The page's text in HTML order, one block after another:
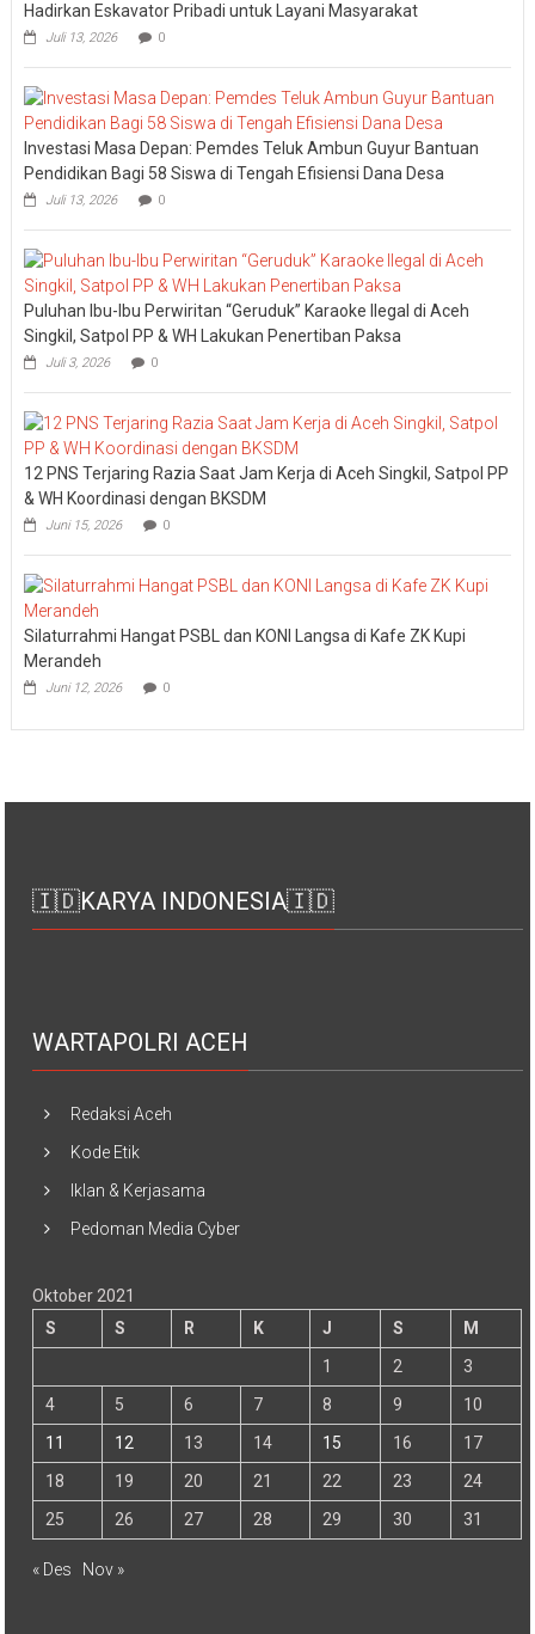
Hadirkan Eskavator Pribadi untuk Layani Masyarakat
Juli 13, 2026 0
Investasi Masa Depan: Pemdes Teluk Ambun Guyur Bantuan
Pendidikan Bagi 58 Siswa di Tengah Efisiensi Dana Desa
Juli 13, 2026 0
Puluhan Ibu-Ibu Perwiritan “Geruduk” Karaoke Ilegal di Aceh
Singkil, Satpol PP & WH Lakukan Penertiban Paksa
Juli 3, 2026 0
12 PNS Terjaring Razia Saat Jam Kerja di Aceh Singkil, Satpol PP
& WH Koordinasi dengan BKSDM
Juni 15, 2026 0
Silaturrahmi Hangat PSBL dan KONI Langsa di Kafe ZK Kupi
Merandeh
Juni 12, 2026 0
🇮🇩KARYA INDONESIA🇮🇩
WARTAPOLRI ACEH
Redaksi Aceh
Kode Etik
Iklan & Kerjasama
Pedoman Media Cyber
Oktober 2021
S
S R K J S
M
1
2
3
4
5 6 7 8 9
10
11
12 13 14 15 16
17
18
19 20 21 22 23
24
25
26 27 28 29 30 31
« Des Nov »